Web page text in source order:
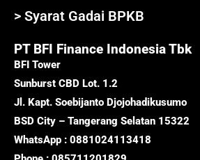
> Syarat Gadai BPKB
PT BFI Finance Indonesia Tbk
BFI Tower
Sunburst CBD Lot. 1.2
Jl. Kapt. Soebijanto Djojohadikusumo
BSD City – Tangerang Selatan 15322
WhatsApp : 0881024113418